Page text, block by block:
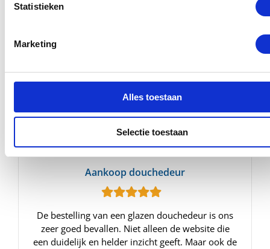
Statistieken
Marketing
Alles toestaan
Selectie toestaan
Zeer tevreden over de bestelde douchedeur. Past
geleverd.
- Ruud
Aankoop douchedeur
De bestelling van een glazen douchedeur is ons
zeer goed bevallen. Niet alleen de website die
een duidelijk en helder inzicht geeft. Maar ook de